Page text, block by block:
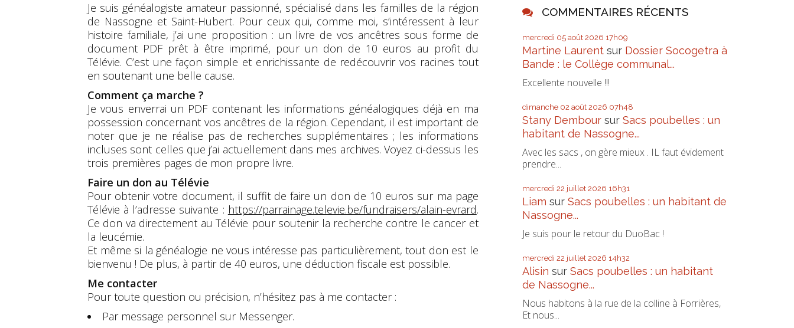
Je suis généalogiste amateur passionné, spécialisé dans les familles de la région
de Nassogne et Saint-Hubert. Pour ceux qui, comme moi, s’intéressent à leur
histoire familiale, j’ai une proposition : un livre de vos ancêtres sous forme de
document PDF prêt à être imprimé, pour un don de 10 euros au profit du
Télévie. C’est une façon simple et enrichissante de redécouvrir vos racines tout
en soutenant une belle cause.
Comment ça marche ?
Je vous enverrai un PDF contenant les informations généalogiques déjà en ma
possession concernant vos ancêtres de la région. Cependant, il est important de
noter que je ne réalise pas de recherches supplémentaires ; les informations
incluses sont celles que j’ai actuellement dans mes archives. Voyez ci-dessus les
trois premières pages de mon propre livre.
Faire un don au Télévie
Pour obtenir votre document, il suffit de faire un don de 10 euros sur ma page
Télévie à l’adresse suivante : https://parrainage.televie.be/fundraisers/alain-evrard.
Ce don va directement au Télévie pour soutenir la recherche contre le cancer et
la leucémie.
Et même si la généalogie ne vous intéresse pas particulièrement, tout don est le
bienvenu ! De plus, à partir de 40 euros, une déduction fiscale est possible.
Me contacter
Pour toute question ou précision, n’hésitez pas à me contacter :
Par message personnel sur Messenger.
COMMENTAIRES RÉCENTS
mercredi 05 août 2026 17h09
Martine Laurent sur Dossier Socogetra à
Bande : le Collège communal...
Excellente nouvelle !!!
dimanche 02 août 2026 07h48
Stany Dembour surSacs poubelles : un
habitant de Nassogne...
Avec les sacs , on gère mieux . IL faut évidement
prendre...
mercredi 22 juillet 2026 16h31
Liam surSacs poubelles : un habitant de
Nassogne...
Je suis pour le retour du DuoBac !
mercredi 22 juillet 2026 14h32
Alisin surSacs poubelles : un habitant
de Nassogne...
Nous habitons à la rue de la colline à Forrières,
Et nous...